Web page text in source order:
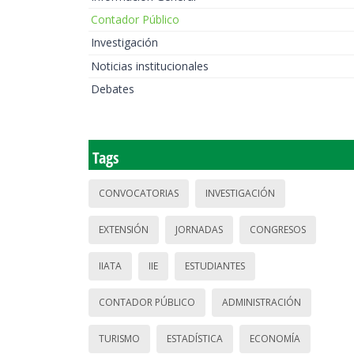
Contador Público
Investigación
Noticias institucionales
Debates
Tags
CONVOCATORIAS INVESTIGACIÓN
EXTENSIÓN JORNADAS CONGRESOS
IIATA IIE ESTUDIANTES
CONTADOR PÚBLICO ADMINISTRACIÓN
TURISMO ESTADÍSTICA ECONOMÍA